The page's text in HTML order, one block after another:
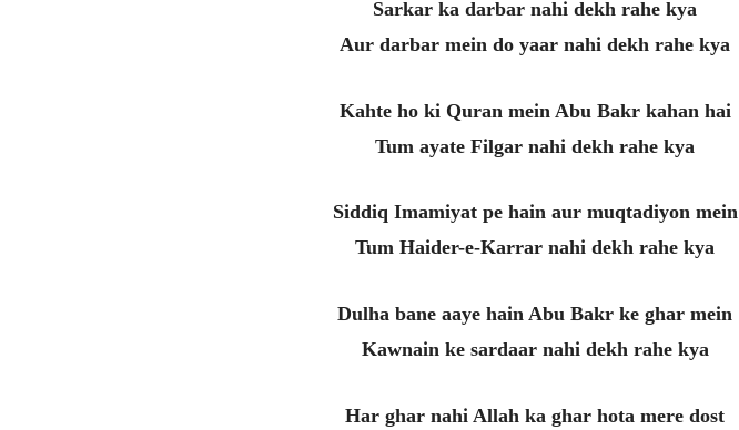
Sarkar ka darbar nahi dekh rahe kya
Aur darbar mein do yaar nahi dekh rahe kya
Kahte ho ki Quran mein Abu Bakr kahan hai
Tum ayate Filgar nahi dekh rahe kya
Siddiq Imamiyat pe hain aur muqtadiyon mein
Tum Haider-e-Karrar nahi dekh rahe kya
Dulha bane aaye hain Abu Bakr ke ghar mein
Kawnain ke sardaar nahi dekh rahe kya
Har ghar nahi Allah ka ghar hota mere dost